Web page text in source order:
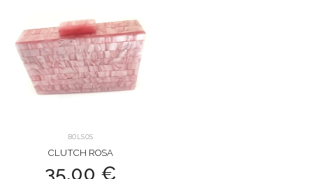
BOLSOS
CLUTCH ROSA
35,00 €